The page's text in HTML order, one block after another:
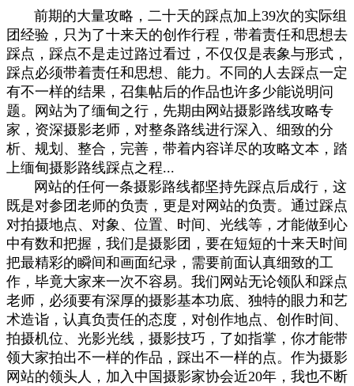
前期的大量攻略，二十天的踩点加上39次的实际组
团经验，只为了十来天的创作行程，带着责任和思想去
踩点，踩点不是走过路过看过，不仅仅是表象与形式，
踩点必须带着责任和思想、能力。不同的人去踩点一定
有不一样的结果，召集帖后的作品也许多少能说明问
题。网站为了缅甸之行，先期由网站摄影路线攻略专
家，资深摄影老师，对整条路线进行深入、细致的分
析、规划、整合，完善，带着内容详尽的攻略文本，踏
上缅甸摄影路线踩点之程...
网站的任何一条摄影路线都坚持先踩点后成行，这
既是对参团老师的负责，更是对网站的负责。通过踩点
对拍摄地点、对象、位置、时间、光线等，才能做到心
中有数和把握，我们是摄影团，要在短短的十来天时间
把最精彩的瞬间和画面纪录，需要前面认真细致的工
作，毕竟大家来一次不容易。 我们网站无论领队和踩点
老师，必须要有深厚的摄影基本功底、独特的眼力和艺
术造诣，认真负责任的态度，对创作地点、创作时间、
拍摄机位、光影光线，摄影技巧，了如指掌，你才能带
领大家拍出不一样的作品，踩出不一样的点。作为摄影
网站的领头人，加入中国摄影家协会近20年，我也不断